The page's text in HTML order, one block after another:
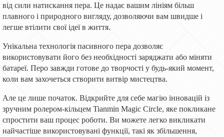
від сили натискання пера. Це надає вашим лініям більш
плавного і природного вигляду, дозволяючи вам швидше і
легше втілити свої ідеї в життя.
Унікальна технологія пасивного пера дозволяє
використовувати його без необхідності заряджати або міняти
батареї. Перо завжди готове до творчості у будь-який момент,
коли вам захочеться створити витвір мистецтва.
Але це лише початок. Відкрийте для себе магію інновацій із
зручним ролером-кільцем Tianmin Magic Circle, яке покликане
спростити ваш процес роботи. Ви можете легко викликати
найчастіше використовувані функції, такі як збільшення,